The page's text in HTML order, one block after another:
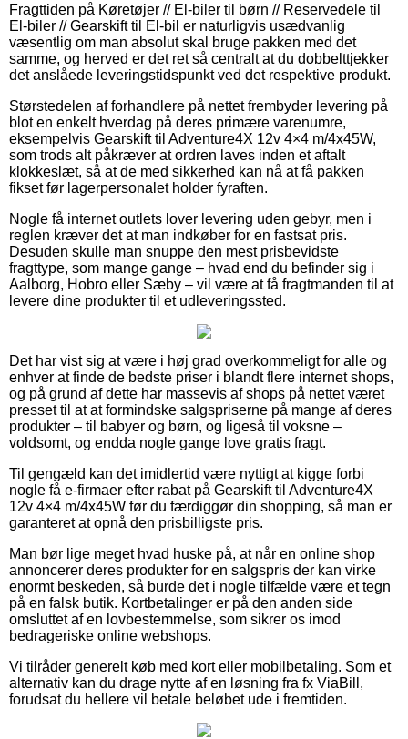
Fragttiden på Køretøjer // El-biler til børn // Reservedele til
El-biler // Gearskift til El-bil er naturligvis usædvanlig
væsentlig om man absolut skal bruge pakken med det
samme, og herved er det ret så centralt at du dobbelttjekker
det anslåede leveringstidspunkt ved det respektive produkt.
Størstedelen af forhandlere på nettet frembyder levering på
blot en enkelt hverdag på deres primære varenumre,
eksempelvis Gearskift til Adventure4X 12v 4×4 m/4x45W,
som trods alt påkræver at ordren laves inden et aftalt
klokkeslæt, så at de med sikkerhed kan nå at få pakken
fikset før lagerpersonalet holder fyraften.
Nogle få internet outlets lover levering uden gebyr, men i
reglen kræver det at man indkøber for en fastsat pris.
Desuden skulle man snuppe den mest prisbevidste
fragttype, som mange gange – hvad end du befinder sig i
Aalborg, Hobro eller Sæby – vil være at få fragtmanden til at
levere dine produkter til et udleveringssted.
Det har vist sig at være i høj grad overkommeligt for alle og
enhver at finde de bedste priser i blandt flere internet shops,
og på grund af dette har massevis af shops på nettet været
presset til at at formindske salgspriserne på mange af deres
produkter – til babyer og børn, og ligeså til voksne –
voldsomt, og endda nogle gange love gratis fragt.
Til gengæld kan det imidlertid være nyttigt at kigge forbi
nogle få e-firmaer efter rabat på Gearskift til Adventure4X
12v 4×4 m/4x45W før du færdiggør din shopping, så man er
garanteret at opnå den prisbilligste pris.
Man bør lige meget hvad huske på, at når en online shop
annoncerer deres produkter for en salgspris der kan virke
enormt beskeden, så burde det i nogle tilfælde være et tegn
på en falsk butik. Kortbetalinger er på den anden side
omsluttet af en lovbestemmelse, som sikrer os imod
bedrageriske online webshops.
Vi tilråder generelt køb med kort eller mobilbetaling. Som et
alternativ kan du drage nytte af en løsning fra fx ViaBill,
forudsat du hellere vil betale beløbet ude i fremtiden.